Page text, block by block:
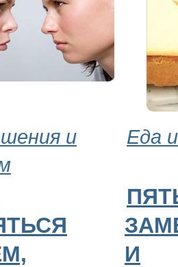
и
Еда
И